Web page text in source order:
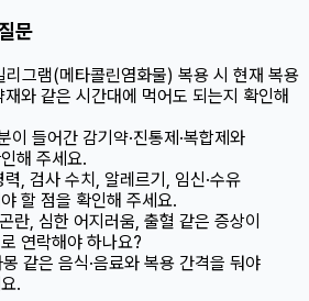
문
그램(메타콜린염화물) 복용 시 현재 복용
재와 같은 시간대에 먹어도 되는지 확인해
이 들어간 감기약·진통제·복합제와
해 주세요.
력, 검사 수치, 알레르기, 임신·수유
할 점을 확인해 주세요.
란, 심한 어지러움, 출혈 같은 증상이
연락해야 하나요?
같은 음식·음료와 복용 간격을 둬야
.